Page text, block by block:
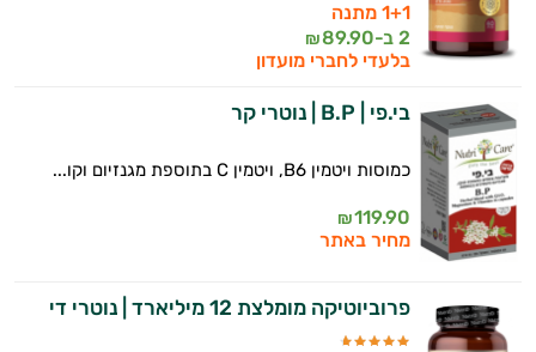
1+1 מתנה
2 ב-
89.90
₪
בלעדי לחברי מועדון
בי.פי | B.P | נוטרי קר
כמוסות ויטמין B6, ויטמין C בתוספת מגנזיום וקו...
119.90
₪
מחיר באתר
פרוביוטיקה מומלצת 12 מיליארד | נוטרי די